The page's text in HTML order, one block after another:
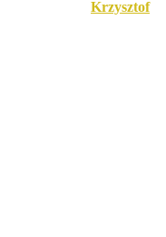
Krzysztofon